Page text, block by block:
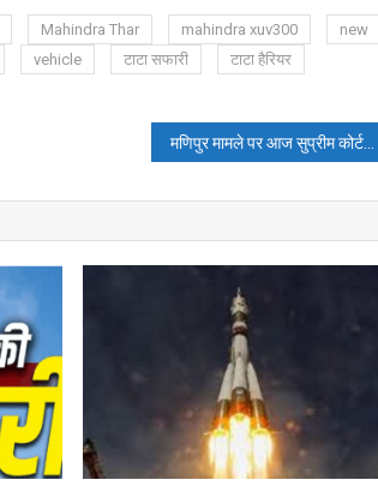
Mahindra Thar mahindra xuv300
new
vehicle टाटा सफारी
टाटा हैरियर